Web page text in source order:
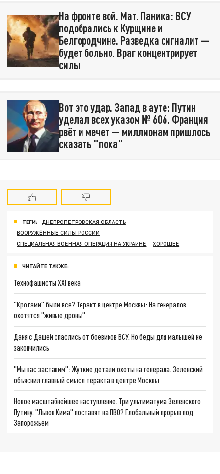
На фронте вой. Мат. Паника: ВСУ
подобрались к Курщине и
Белгородчине. Разведка сигналит —
будет больно. Враг концентрирует
силы
Вот это удар. Запад в ауте: Путин
уделал всех указом № 606. Франция
рвёт и мечет — миллионам пришлось
сказать "пока"
ТЕГИ:
ДНЕПРОПЕТРОВСКАЯ ОБЛАСТЬ
ВООРУЖЁННЫЕ СИЛЫ РОССИИ
СПЕЦИАЛЬНАЯ ВОЕННАЯ ОПЕРАЦИЯ НА УКРАИНЕ
ХОРОШЕЕ
ЧИТАЙТЕ ТАКЖЕ:
Технофашисты XXI века
"Кротами" были все? Теракт в центре Москвы: На генералов
охотятся "живые дроны"
Даня с Дашей спаслись от боевиков ВСУ. Но беды для малышей не
закончились
"Мы вас заставим": Жуткие детали охоты на генерала. Зеленский
объяснил главный смысл теракта в центре Москвы
Новое масштабнейшее наступление. Три ультиматума Зеленского
Путину. "Львов Кима" поставят на ПВО? Глобальный прорыв под
Запорожьем